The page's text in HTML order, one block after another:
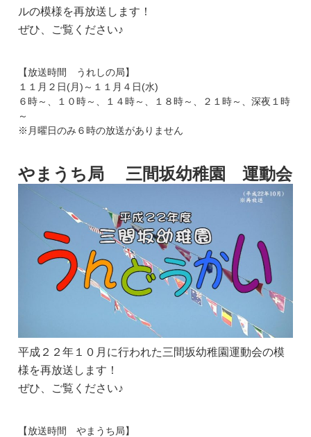
ルの模様を再放送します！
ぜひ、ご覧ください♪
【放送時間 うれしの局】
１１月２日(月)～１１月４日(水)
６時～、１０時～、１４時～、１８時～、２１時～、深夜１時
～
※月曜日のみ６時の放送がありません
やまうち局 三間坂幼稚園 運動会
平成２２年１０月に行われた三間坂幼稚園運動会の模
様を再放送します！
ぜひ、ご覧ください♪
【放送時間 やまうち局】